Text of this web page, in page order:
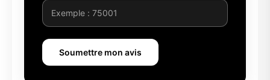
Soumettre mon avis